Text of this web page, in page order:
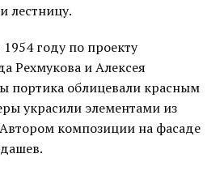
лестницу.
году по проекту
Рехмукова и Алексея
портика облицевали красным
украсили элементами из
композиции на фасаде